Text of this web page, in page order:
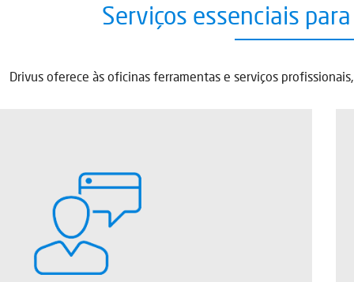
Serviços essenciais
Drivus oferece às oficinas ferramentas e serviços